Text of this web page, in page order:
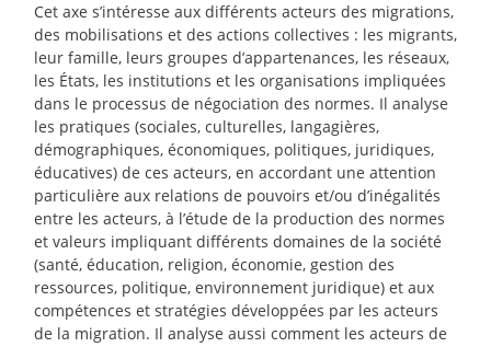
Cet axe s’intéresse aux différents acteurs des migrations,
des mobilisations et des actions collectives : les migrants,
leur famille, leurs groupes d’appartenances, les réseaux,
les États, les institutions et les organisations impliquées
dans le processus de négociation des normes. Il analyse
les pratiques (sociales, culturelles, langagières,
démographiques, économiques, politiques, juridiques,
éducatives) de ces acteurs, en accordant une attention
particulière aux relations de pouvoirs et/ou d’inégalités
entre les acteurs, à l’étude de la production des normes
et valeurs impliquant différents domaines de la société
(santé, éducation, religion, économie, gestion des
ressources, politique, environnement juridique) et aux
compétences et stratégies développées par les acteurs
de la migration. Il analyse aussi comment les acteurs de